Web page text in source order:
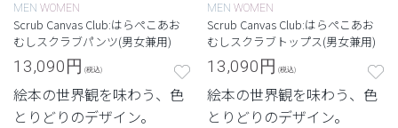
MEN WOMEN
Scrub Canvas Club:はらぺこあお
むしスクラブパンツ(男女兼用)
13,090円 (税込)
絵本の世界観を味わう、色
とりどりのデザイン。
MEN WOMEN
Scrub Canvas Club:はらぺこあお
むしスクラブトップス(男女兼用)
13,090円 (税込)
絵本の世界観を味わう、色
とりどりのデザイン。